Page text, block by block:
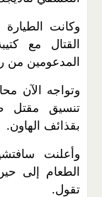
القتال مع
المدعومين من
وتواجه الآن
تنسيق مقتل
بقذائف الهاون.
وأعلنت
الطعام إلى
تقول.